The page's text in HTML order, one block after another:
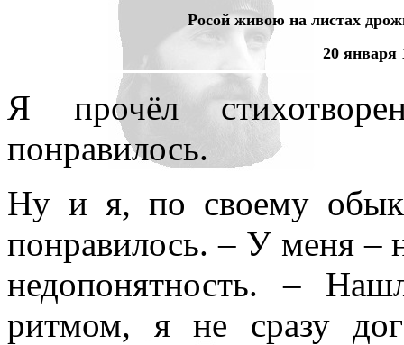
Росой живою на листах
20 января
Я прочёл
понравилось.
Ну и я, по своему
понравилось. – У меня –
недопонятность. –
ритмом, я не сразу